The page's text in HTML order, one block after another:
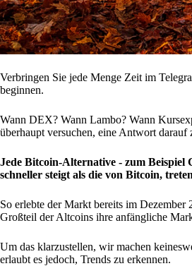
Verbringen Sie jede Menge Zeit im
beginnen.
Wann DEX? Wann Lambo? Wann
überhaupt versuchen, eine Antwort darauf
Jede Bitcoin-Alternative - zum
schneller steigt als die von Bitcoin,
So erlebte der Markt bereits im
Großteil der Altcoins ihre anfängliche
Um das klarzustellen, wir machen
erlaubt es jedoch, Trends zu erkennen.